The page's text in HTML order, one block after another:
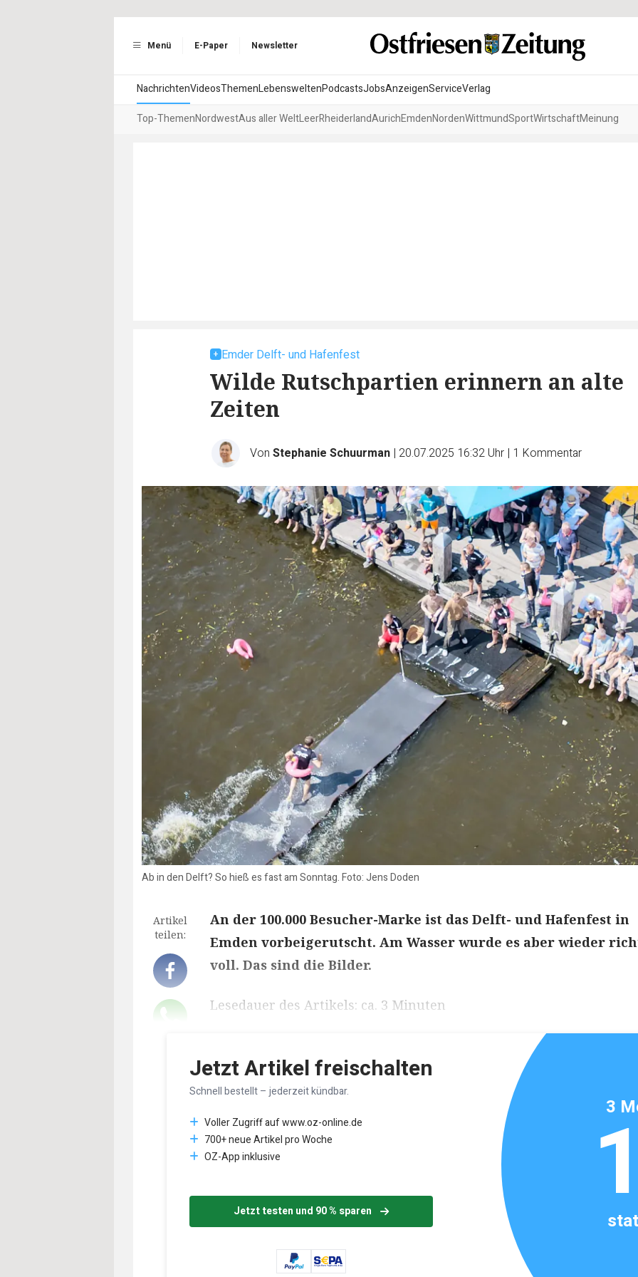
Menü E-Paper Newsletter
NachrichtenVideosThemenLebensweltenPodcastsJobsAnzeigenServiceVerlag
Top-ThemenNordwestAus aller WeltLeerRheiderlandAurichEmdenNordenWittmundSportWirtschaftMeinung
Emder Delft- und Hafenfest
Wilde Rutschpartien erinnern an alte
Zeiten
Von Stephanie Schuurman | 20.07.2025 16:32 Uhr | 1 Kommentar
Ab in den Delft? So hieß es fast am Sonntag. Foto: Jens Doden
Artikel
teilen:
An der 100.000 Besucher-Marke ist das Delft- und Hafenfest in
Emden vorbeigerutscht. Am Wasser wurde es aber wieder
voll. Das sind die Bilder.
Lesedauer des Artikels: ca. 3 Minuten
Jetzt Artikel freischalten
Schnell bestellt – jederzeit kündbar.
Voller Zugriff auf www.oz-online.de
700+ neue Artikel pro Woche
OZ-App inklusive
Jetzt testen und 90 % sparen
3